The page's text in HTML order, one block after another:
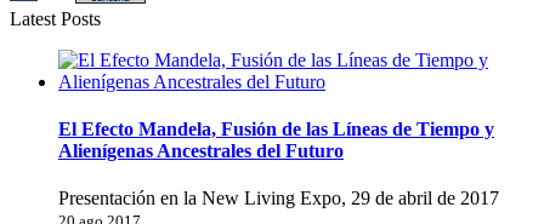
Latest Posts
El Efecto Mandela, Fusión de las Líneas de Tiempo y
Alienígenas Ancestrales del Futuro
Presentación en la New Living Expo, 29 de abril de 2017